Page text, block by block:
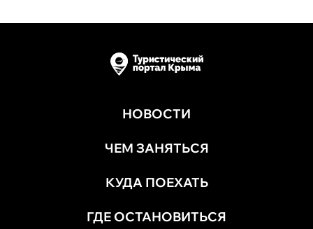
НОВОСТИ
ЧЕМ ЗАНЯТЬСЯ
КУДА ПОЕХАТЬ
ГДЕ ОСТАНОВИТЬСЯ